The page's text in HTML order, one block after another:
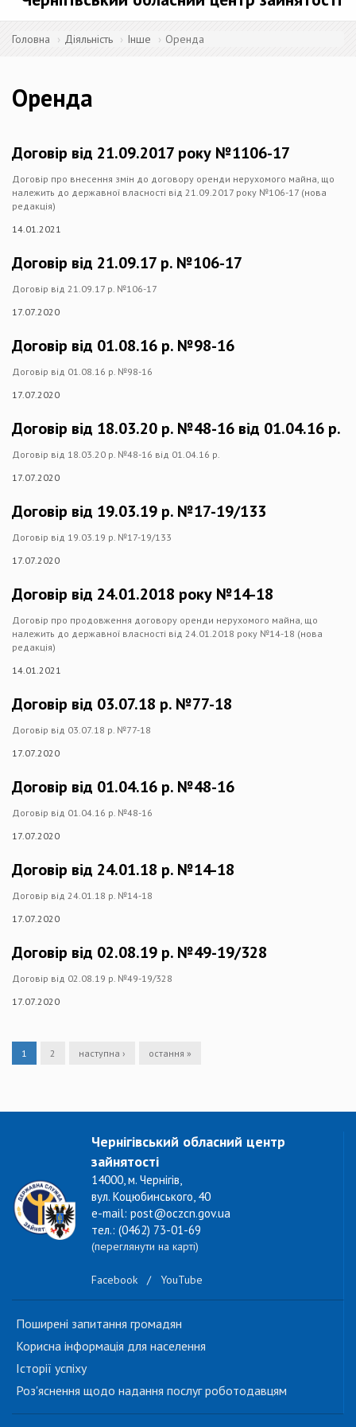
Головна Діяльність Інше Оренда
Оренда
Договір від 21.09.2017 року №1106-17
Договір про внесення змін до договору оренди нерухомого майна, що
належить до державної власності від 21.09.2017 року №106-17 (нова
редакція)
14.01.2021
Договір від 21.09.17 р. №106-17
Договір від 21.09.17 р. №106-17
17.07.2020
Договір від 01.08.16 р. №98-16
Договір від 01.08.16 р. №98-16
17.07.2020
Договір від 18.03.20 р. №48-16 від 01.04.16 р.
Договір від 18.03.20 р. №48-16 від 01.04.16 р.
17.07.2020
Договір від 19.03.19 р. №17-19/133
Договір від 19.03.19 р. №17-19/133
17.07.2020
Договір від 24.01.2018 року №14-18
Договір про продовження договору оренди нерухомого майна, що
належить до державної власності від 24.01.2018 року №14-18 (нова
редакція)
14.01.2021
Договір від 03.07.18 р. №77-18
Договір від 03.07.18 р. №77-18
17.07.2020
Договір від 01.04.16 р. №48-16
Договір від 01.04.16 р. №48-16
17.07.2020
Договір від 24.01.18 р. №14-18
Договір від 24.01.18 р. №14-18
17.07.2020
Договір від 02.08.19 р. №49-19/328
Договір від 02.08.19 р. №49-19/328
17.07.2020
1 2 наступна › остання »
Чернігівський обласний центр
зайнятості
14000, м. Чернігів,
вул. Коцюбинського, 40
e-mail: post@oczcn.gov.ua
тел.: (0462) 73-01-69
(переглянути на карті)
Facebook / YouTube
Поширені запитання громадян
Корисна інформація для населення
Історії успіху
Роз'яснення щодо надання послуг роботодавцям